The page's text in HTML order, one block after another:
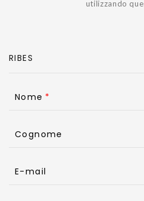
utilizzando
Nome
Cognome
E-mail